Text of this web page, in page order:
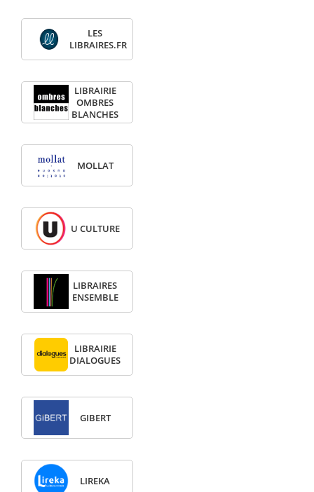
LES
LIBRAIRES.FR
LIBRAIRIE
OMBRES
BLANCHES
MOLLAT
U CULTURE
LIBRAIRES
ENSEMBLE
LIBRAIRIE
DIALOGUES
GIBERT
LIREKA